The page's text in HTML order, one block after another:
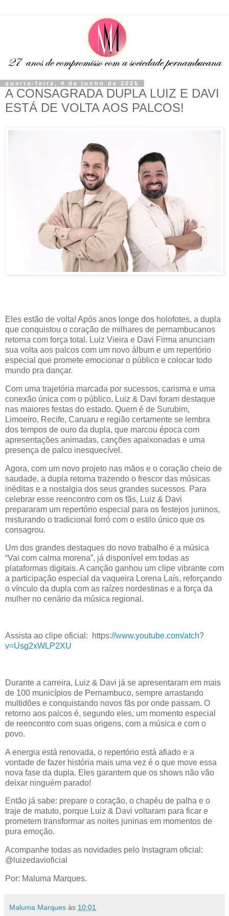
quarta-feira, 4 de junho de 2025
A CONSAGRADA DUPLA LUIZ E DAVI
ESTÁ DE VOLTA AOS PALCOS!
Eles estão de volta! Após anos longe dos holofotes, a dupla
que conquistou o coração de milhares de pernambucanos
retorna com força total. Luiz Vieira e Davi Firma anunciam
sua volta aos palcos com um novo álbum e um repertório
especial que promete emocionar o público e colocar todo
mundo pra dançar.
Com uma trajetória marcada por sucessos, carisma e uma
conexão única com o público, Luiz & Davi foram destaque
nas maiores festas do estado. Quem é de Surubim,
Limoeiro, Recife, Caruaru e região certamente se lembra
dos tempos de ouro da dupla, que marcou época com
apresentações animadas, canções apaixonadas e uma
presença de palco inesquecível.
Agora, com um novo projeto nas mãos e o coração cheio de
saudade, a dupla retorna trazendo o frescor das músicas
inéditas e a nostalgia dos seus grandes sucessos. Para
celebrar esse reencontro com os fãs, Luiz & Davi
prepararam um repertório especial para os festejos juninos,
misturando o tradicional forró com o estilo único que os
consagrou.
Um dos grandes destaques do novo trabalho é a música
“Vai com calma morena”, já disponível em todas as
plataformas digitais. A canção ganhou um clipe vibrante com
a participação especial da vaqueira Lorena Laís, reforçando
o vínculo da dupla com as raízes nordestinas e a força da
mulher no cenário da música regional.
Assista ao clipe oficial: https://www.youtube.com/atch?
v=Usg2xWLP2XU
Durante a carreira, Luiz & Davi já se apresentaram em mais
de 100 municípios de Pernambuco, sempre arrastando
multidões e conquistando novos fãs por onde passam. O
retorno aos palcos é, segundo eles, um momento especial
de reencontro com suas origens, com a música e com o
povo.
A energia está renovada, o repertório está afiado e a
vontade de fazer história mais uma vez é o que move essa
nova fase da dupla. Eles garantem que os shows não vão
deixar ninguém parado!
Então já sabe: prepare o coração, o chapéu de palha e o
traje de matuto, porque Luiz & Davi voltaram para ficar e
prometem transformar as noites juninas em momentos de
pura emoção.
Acompanhe todas as novidades pelo Instagram oficial:
@luizedavioficial
Por: Maluma Marques.
Maluma Marques às 10:01